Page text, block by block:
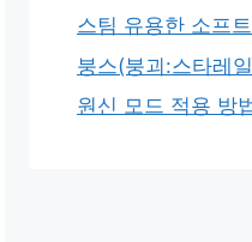
스팀 유용한 소프
붕스(붕괴:스타레
원신 모드 적용 방